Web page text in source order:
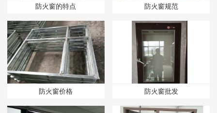
防火窗的特点 防火窗规范
防火窗价格 防火窗批发